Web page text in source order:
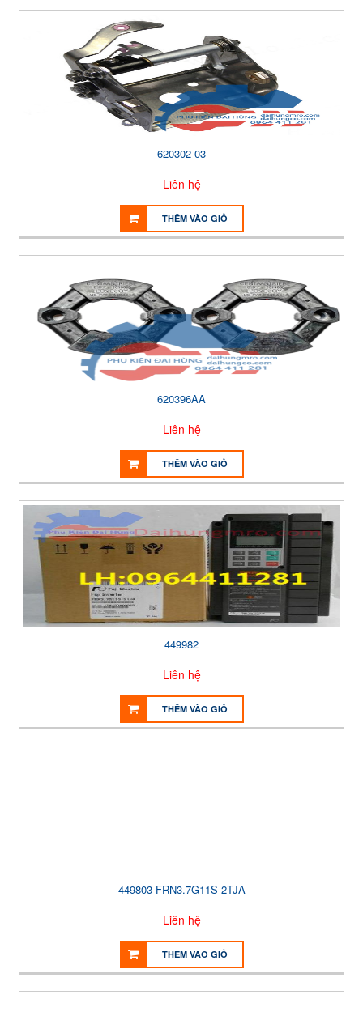
620302-03
Liên hệ
THÊM VÀO GIỎ
620396AA
Liên hệ
THÊM VÀO GIỎ
449982
Liên hệ
THÊM VÀO GIỎ
449803 FRN3.7G11S-2TJA
Liên hệ
THÊM VÀO GIỎ